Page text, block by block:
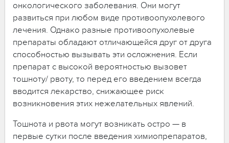
онкологического заболевания. Они могут
развиться при любом виде противоопухолевого
лечения. Однако разные противоопухолевые
препараты обладают отличающейся друг от друга
способностью вызывать эти осложнения. Если
препарат с высокой вероятностью вызовет
тошноту/ рвоту, то перед его введением всегда
вводится лекарство, снижающее риск
возникновения этих нежелательных явлений.
Тошнота и рвота могут возникать остро — в
первые сутки после введения химиопрепаратов,